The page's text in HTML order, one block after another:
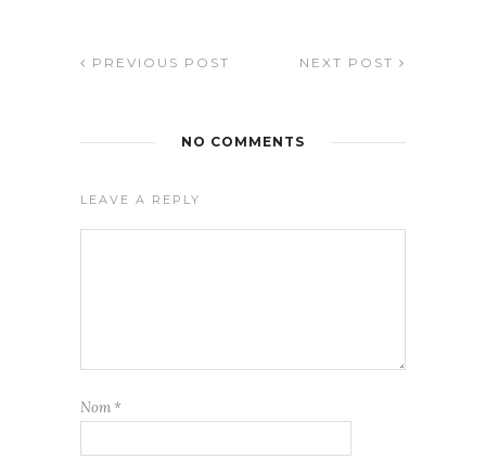
PREVIOUS POST NEXT POST
NO COMMENTS
LEAVE A REPLY
Nom *